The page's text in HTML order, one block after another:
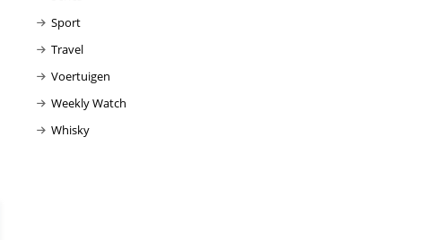
Sport
Travel
Voertuigen
Weekly Watch
Whisky